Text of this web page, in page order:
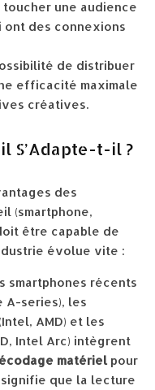
une audience
ont des connexions
de distribuer
efficacité maximale
créatives.
S’Adapte-t-il ?
des
(smartphone,
être capable de
évolue vite :
smartphones récents
A-series), les
AMD) et les
Intel Arc) intègrent
matériel pour
signifie que la lecture